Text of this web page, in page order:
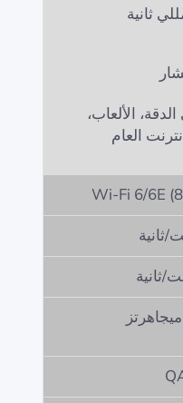
الألعاب،
العام
Wi-Fi 6/6E